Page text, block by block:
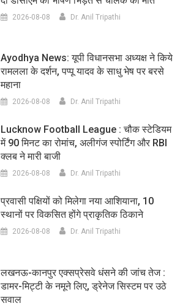
2026-08-08 Dr. Anil Tripathi
Ayodhya News: यूपी विधानसभा अध्यक्ष ने किये
रामलला के दर्शन, पप्पू यादव के साधु भेष पर बरसे
महाना
2026-08-08 Dr. Anil Tripathi
Lucknow Football League : चौक स्टेडियम
में 90 मिनट का रोमांच, अलीगंज स्पोर्टिंग और RBI
क्लब ने मारी बाजी
2026-08-08 Dr. Anil Tripathi
प्रवासी पक्षियों को मिलेगा नया आशियाना, 10
स्थानों पर विकसित होंगे प्राकृतिक ठिकाने
2026-08-08 Dr. Anil Tripathi
लखनऊ-कानपुर एक्सप्रेसवे धंसने की जांच तेज :
डामर-मिट्टी के नमूने लिए, ड्रेनेज सिस्टम पर उठे
सवाल